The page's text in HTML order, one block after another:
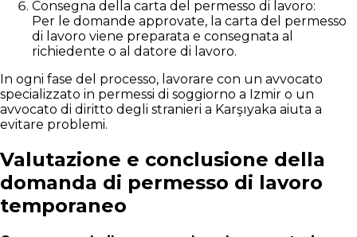
Consegna della carta del permesso di lavoro:
Per le domande approvate, la carta del permesso
di lavoro viene preparata e consegnata al
richiedente o al datore di lavoro.
In ogni fase del processo, lavorare con un avvocato
specializzato in permessi di soggiorno a Izmir o un
avvocato di diritto degli stranieri a Karşıyaka aiuta a
evitare problemi.
Valutazione e conclusione della
domanda di permesso di lavoro
temporaneo